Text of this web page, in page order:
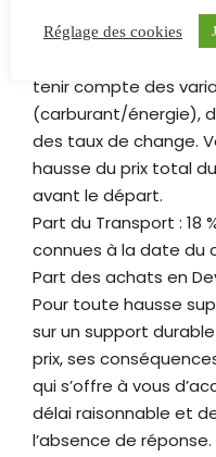
9 du Code du
tenir compte des
(carburant/énergie),
des taux de change.
hausse du prix total
avant le départ.
Part du Transport : 18
connues à la date du
Part des achats en
Pour toute hausse
sur un support
prix, ses
qui s’offre à vous
délai raisonnable et
l’absence de réponse.
Réglage des cookies